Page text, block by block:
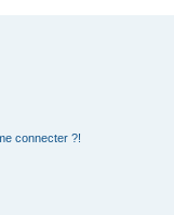
connecter ?!